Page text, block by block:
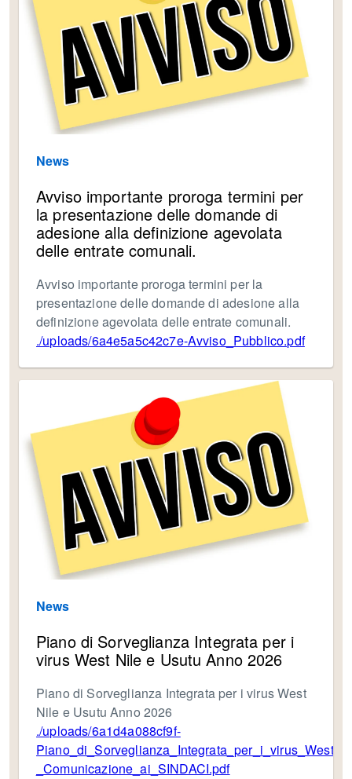
News
Avviso importante proroga termini per
la presentazione delle domande di
adesione alla definizione agevolata
delle entrate comunali.
Avviso importante proroga termini per la
presentazione delle domande di adesione alla
definizione agevolata delle entrate comunali.
./uploads/6a4e5a5c42c7e-Avviso_Pubblico.pdf
News
Piano di Sorveglianza Integrata per i
virus West Nile e Usutu Anno 2026
Piano di Sorveglianza Integrata per i virus West
Nile e Usutu Anno 2026
./uploads/6a1d4a088cf9f-
_Comunicazione_ai_SINDACI.pdf